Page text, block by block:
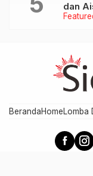
dan
BerandaHomeLomba